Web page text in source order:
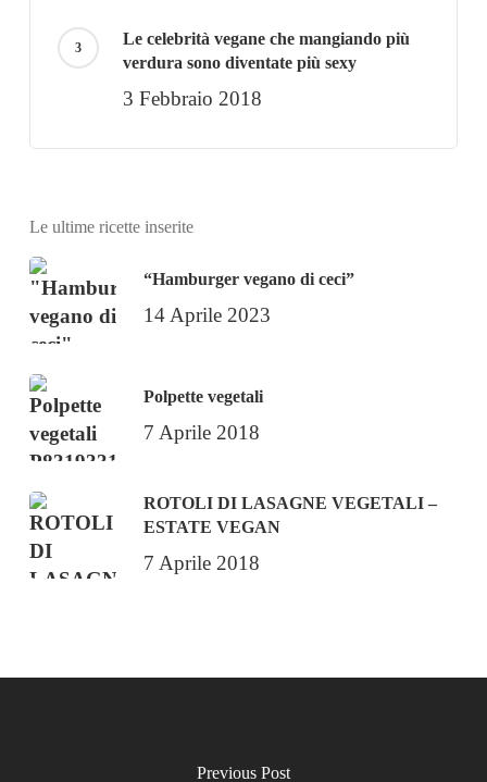
Le celebrità vegane che mangiando più
verdura sono diventate più sexy
3 Febbraio 2018
Le ultime ricette inserite
“Hamburger vegano di ceci”
14 Aprile 2023
Polpette vegetali
7 Aprile 2018
ROTOLI DI LASAGNE VEGETALI –
ESTATE VEGAN
7 Aprile 2018
Previous Post